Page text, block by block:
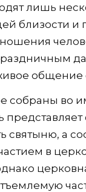
лишь
близости и
общение
собраны во
святыню, а
в